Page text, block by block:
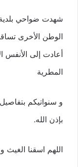
شهدت ضواحي
الوطن الأخرى
أعادت إلى الأنفس
المطرية
و سنواتيكم
بإذن الله.
اللهم اسقنا الغيث